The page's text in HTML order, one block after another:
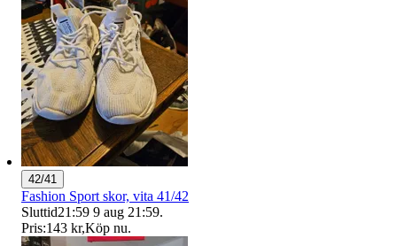
42/41
Fashion Sport skor, vita 41/42
Sluttid21:59 9 aug 21:59.
Pris:143 kr,Köp nu.